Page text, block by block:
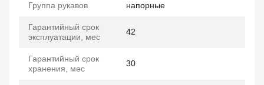
Группа рукавов напорные
Гарантийный срок
эксплуатации, мес
42
Гарантийный срок
хранения, мес
30